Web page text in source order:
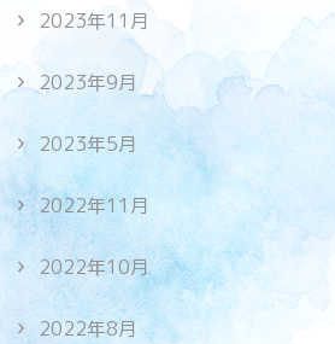
2023年11月
2023年9月
2023年5月
2022年11月
2022年10月
2022年8月